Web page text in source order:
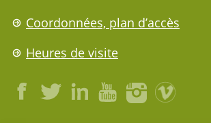
Coordonnées, plan d’accès
Heures de visite